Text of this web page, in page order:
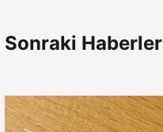
Sonraki Haberler